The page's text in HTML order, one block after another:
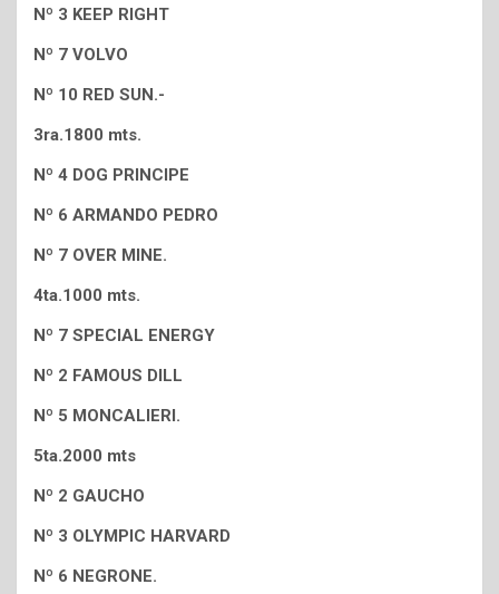
Nº 3 KEEP RIGHT
Nº 7 VOLVO
Nº 10 RED SUN.-
3ra.1800 mts.
Nº 4 DOG PRINCIPE
Nº 6 ARMANDO PEDRO
Nº 7 OVER MINE.
4ta.1000 mts.
Nº 7 SPECIAL ENERGY
Nº 2 FAMOUS DILL
Nº 5 MONCALIERI.
5ta.2000 mts
Nº 2 GAUCHO
Nº 3 OLYMPIC HARVARD
Nº 6 NEGRONE.